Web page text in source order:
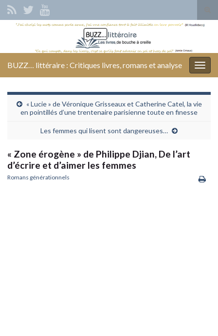
Search for:
BUZZ… littéraire : Critiques livres, romans et analyse
« Lucie » de Véronique Grisseaux et Catherine Catel, la vie
en pointillés d’une trentenaire parisienne toute en finesse
Les femmes qui lisent sont dangereuses…
« Zone érogène » de Philippe Djian, De l’art
d’écrire et d’aimer les femmes
Romans générationnels